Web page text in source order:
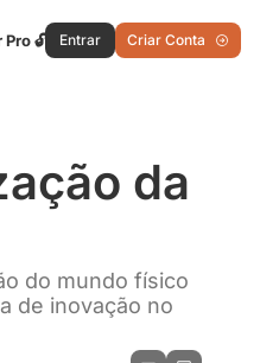
🔓 Entrar Criar Conta
da
do mundo físico
de inovação no